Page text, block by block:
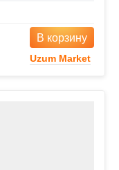
В корзину
Uzum Market